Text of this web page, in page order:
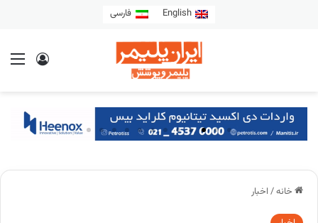
English فارسی
خانه/ اخبار